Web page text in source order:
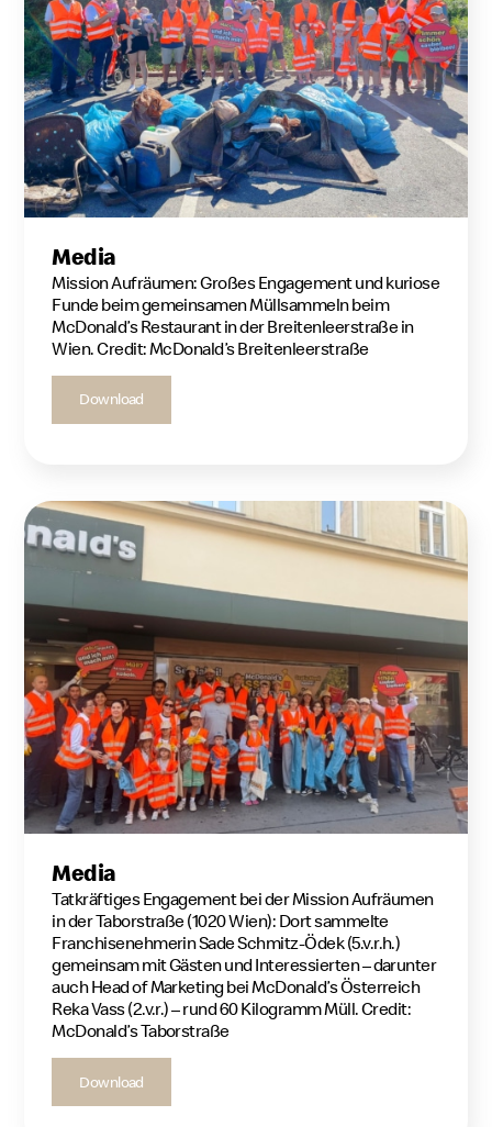
Media
Mission Aufräumen: Großes Engagement und kuriose
Funde beim gemeinsamen Müllsammeln beim
McDonald’s Restaurant in der Breitenleerstraße in
Wien. Credit: McDonald’s Breitenleerstraße
Download
Media
Tatkräftiges Engagement bei der Mission Aufräumen
in der Taborstraße (1020 Wien): Dort sammelte
Franchisenehmerin Sade Schmitz-Ödek (5.v.r.h.)
gemeinsam mit Gästen und Interessierten – darunter
auch Head of Marketing bei McDonald’s Österreich
Reka Vass (2.v.r.) – rund 60 Kilogramm Müll. Credit:
McDonald’s Taborstraße
Download